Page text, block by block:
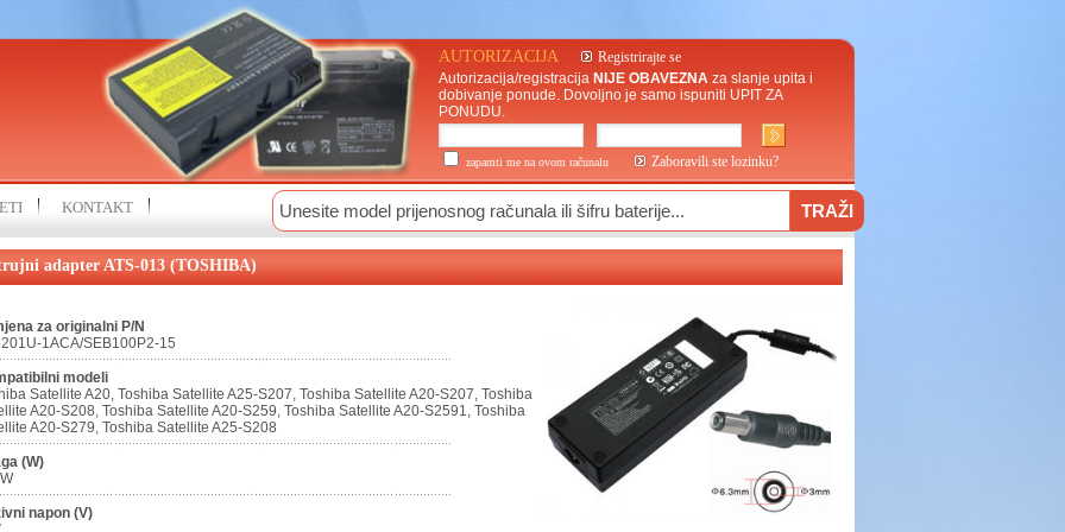
AUTORIZACIJA
Registrirajte se
Autorizacija/registracija NIJE OBAVEZNA za slanje upita i
dobivanje ponude. Dovoljno je samo ispuniti UPIT ZA
PONUDU.
zapamti me na ovom računalu Zaboravili ste lozinku?
KONTAKT
adapter ATS-013 (TOSHIBA)
za originalni P/N
1ACA/SEB100P2-15
modeli
Satellite A20, Toshiba Satellite A25-S207, Toshiba Satellite A20-S207, Toshiba
A20-S208, Toshiba Satellite A20-S259, Toshiba Satellite A20-S2591, Toshiba
A20-S279, Toshiba Satellite A25-S208
(W)
napon (V)